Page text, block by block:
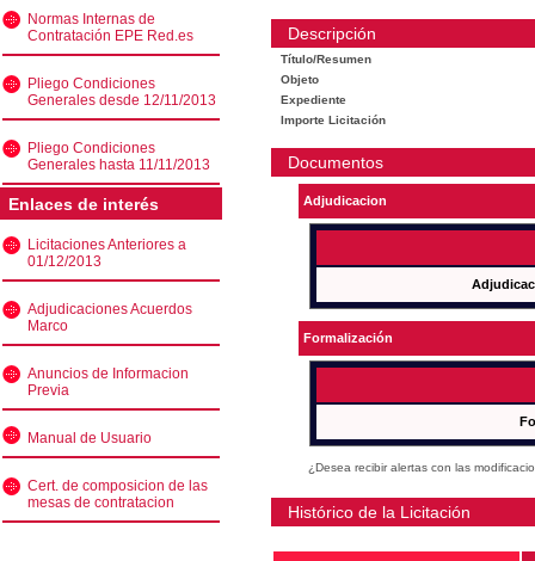
Normas Internas de
Contratación EPE Red.es
Pliego Condiciones
Generales desde 12/11/2013
Pliego Condiciones
Generales hasta 11/11/2013
Enlaces de interés
Licitaciones Anteriores a
01/12/2013
Adjudicaciones Acuerdos
Marco
Anuncios de Informacion
Previa
Manual de Usuario
Cert. de composicion de las
mesas de contratacion
Descripción
Título/Resumen
Objeto
Expediente
Importe Licitación
Documentos
Adjudicacion
Formalización
¿Desea recibir alertas con las
Histórico de la Licitación